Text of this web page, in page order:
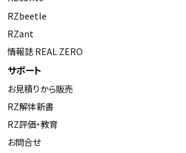
RZbeetle
RZant
情報誌 REAL ZERO
サポート
お見積りから販売
RZ解体新書
RZ評価・教育
お問合せ